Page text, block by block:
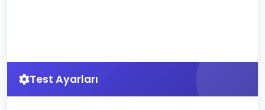
Test Ayarları